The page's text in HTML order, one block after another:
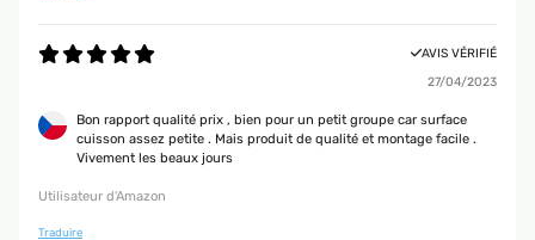
AVIS VÉRIFIÉ
27/04/2023
Bon rapport qualité prix , bien pour un petit groupe car surface
cuisson assez petite . Mais produit de qualité et montage facile .
Vivement les beaux jours
Utilisateur d'Amazon
Traduire